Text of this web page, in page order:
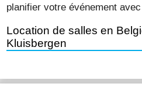
planifier votre événement
Location de salles en
Kluisbergen